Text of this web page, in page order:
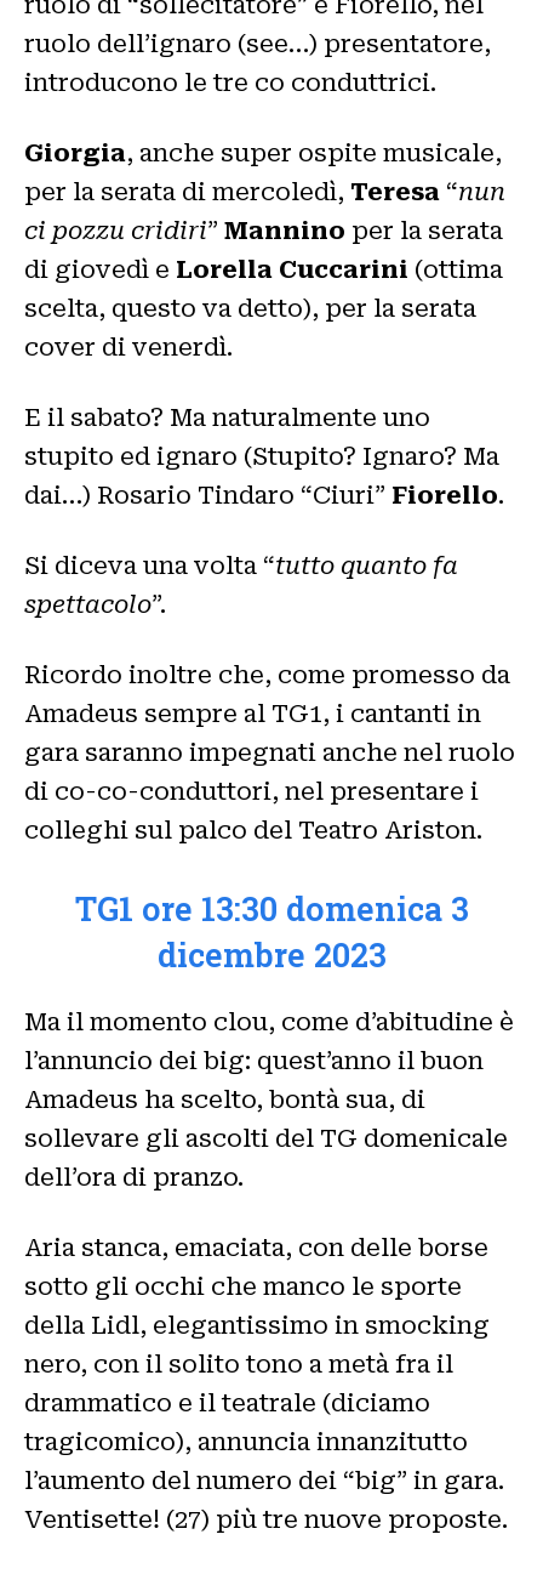
ruolo dell’ignaro (see…) presentatore,
introducono le tre co conduttrici.
Giorgia, anche super ospite musicale,
per la serata di mercoledì, Teresa “nun
ci pozzu cridiri” Mannino per la serata
di giovedì e Lorella Cuccarini (ottima
scelta, questo va detto), per la serata
cover di venerdì.
E il sabato? Ma naturalmente uno
stupito ed ignaro (Stupito? Ignaro? Ma
dai…) Rosario Tindaro “Ciuri” Fiorello.
Si diceva una volta “tutto quanto fa
spettacolo”.
Ricordo inoltre che, come promesso da
Amadeus sempre al TG1, i cantanti in
gara saranno impegnati anche nel ruolo
di co-co-conduttori, nel presentare i
colleghi sul palco del Teatro Ariston.
TG1 ore 13:30 domenica 3
dicembre 2023
Ma il momento clou, come d’abitudine è
l’annuncio dei big: quest’anno il buon
Amadeus ha scelto, bontà sua, di
sollevare gli ascolti del TG domenicale
dell’ora di pranzo.
Aria stanca, emaciata, con delle borse
sotto gli occhi che manco le sporte
della Lidl, elegantissimo in smocking
nero, con il solito tono a metà fra il
drammatico e il teatrale (diciamo
tragicomico), annuncia innanzitutto
l’aumento del numero dei “big” in gara.
Ventisette! (27) più tre nuove proposte.